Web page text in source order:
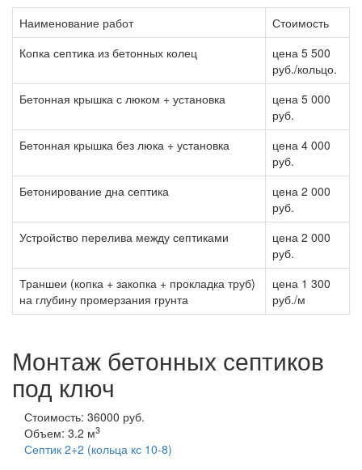
Наименование работ
Стоимость
Копка септика из бетонных колец
цена 5 500
руб./кольцо.
Бетонная крышка с люком + установка
цена 5 000
руб.
Бетонная крышка без люка + установка
цена 4 000
руб.
Бетонирование дна септика
цена 2 000
руб.
Устройство перелива между септиками
цена 2 000
руб.
Траншеи (копка + закопка + прокладка труб)
на глубину промерзания грунта
цена 1 300
руб./м
Монтаж бетонных септиков
под ключ
Стоимость: 36000 руб.
Объем: 3.2 м3
Септик 2+2 (кольца кс 10-8)